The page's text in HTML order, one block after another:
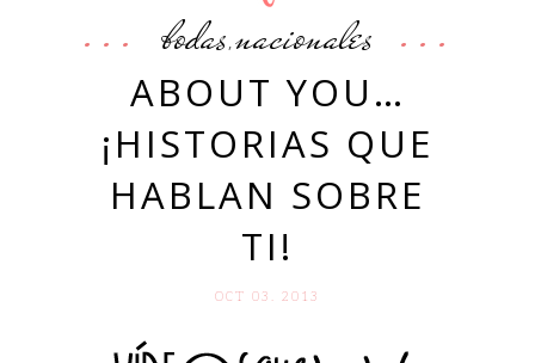
bodas,nacionales
ABOUT YOU…
¡HISTORIAS QUE
HABLAN SOBRE
TI!
OCT 03. 2013